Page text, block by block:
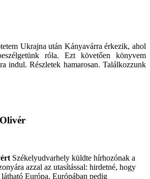
Ukrajna után Kányavárra érkezik, ahol
róla. Ezt követően könyvem
indul. Részletek hamarosan. Találkozzunk
Székelyudvarhely küldte hírhozónak a
azzal az utasítással: hirdetné, hogy
Európa, Európában pedig